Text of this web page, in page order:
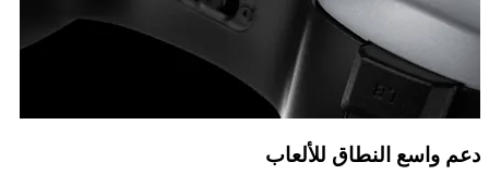
دعم واسع النطاق للألعاب